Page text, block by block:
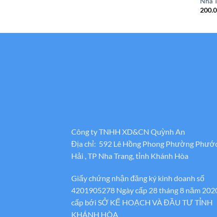
Công ty TNHH XD&CN Quỳnh An
Địa chỉ: 592 Lê Hồng Phong Phường
Hải , TP Nha Trang, tỉnh Khánh Hòa
Giấy chứng nhận đăng ký kinh doanh số
4201905278 Ngày cấp 28 tháng 8 năm
cấp bới SỞ KẾ HOẠCH VÀ ĐẦU TƯ TỈNH
KHÁNH HÒA